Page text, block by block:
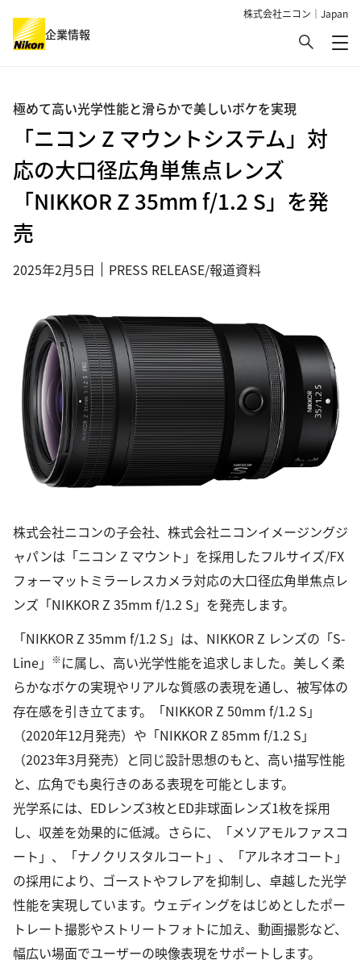
株式会社ニコン｜Japan
企業情報 検索
メ
「ニコン Z マウントシステム」対
応の大口径広角単焦点レンズ
「NIKKOR Z 35mm f/1.2 S」を発
売
極めて高い光学性能と滑らかで美しいボケを実現
2025年2月5日 PRESS RELEASE/報道資料
株式会社ニコンの子会社、株式会社ニコンイメージングジ
ャパンは「ニコン Z マウント」を採用したフルサイズ/FX
フォーマットミラーレスカメラ対応の大口径広角単焦点レ
ンズ「NIKKOR Z 35mm f/1.2 S」を発売します。
「NIKKOR Z 35mm f/1.2 S」は、NIKKOR Z レンズの「S-
Line」
※に属し、高い光学性能を追求しました。美しく柔
らかなボケの実現やリアルな質感の表現を通し、被写体の
存在感を引き立てます。「NIKKOR Z 50mm f/1.2 S」
（2020年12月発売）や「NIKKOR Z 85mm f/1.2 S」
（2023年3月発売）と同じ設計思想のもと、高い描写性能
と、広角でも奥行きのある表現を可能とします。
光学系には、EDレンズ3枚とED非球面レンズ1枚を採用
し、収差を効果的に低減。さらに、「メソアモルファスコ
ート」、「ナノクリスタルコート」、「アルネオコート」
の採用により、ゴーストやフレアを抑制し、卓越した光学
性能を実現しています。ウェディングをはじめとしたポー
トレート撮影やストリートフォトに加え、動画撮影など、
幅広い場面でユーザーの映像表現をサポートします。